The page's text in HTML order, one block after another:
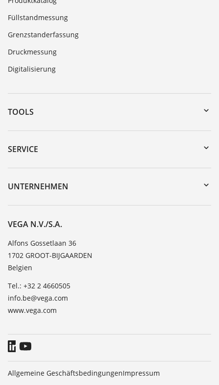
Füllstandmessung
Grenzstanderfassung
Druckmessung
Digitalisierung
TOOLS
Download-Center
Gerätesuche (Seriennummer)
DTM Collection/PACTware
SERVICE
Geräterücksendung
Trainings
TeamViewer
UNTERNEHMEN
Über VEGA
Kontakt
News
Presse
Blog
VEGA N.V./S.A.
Alfons Gossetlaan 36
1702 GROOT-BIJGAARDEN
Belgien
Tel.: +32 2 4660505
info.be@vega.com
www.vega.com
Allgemeine GeschäftsbedingungenImpressum